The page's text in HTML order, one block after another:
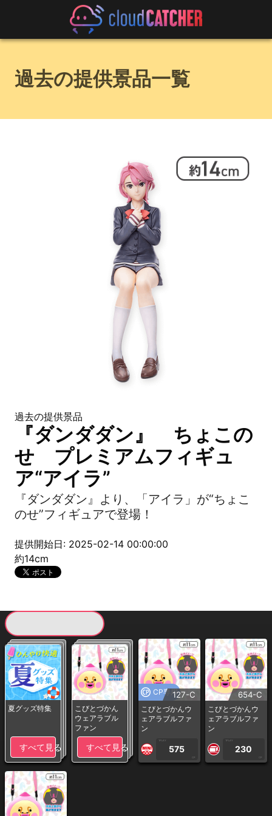
過去の提供景品一覧
過去の提供景品
『ダンダダン』 ちょこの
せ プレミアムフィギュ
ア“アイラ”
『ダンダダン』より、「アイラ」が“ちょこ
のせ”フィギュアで登場！
提供開始日: 2025-02-14 00:00:00
約14cm
夏グッズ特集
すべて見る
こびとづかん
ウェアラブル
ファン
すべて見る
CP専用127-C
こびとづかんウ
ェアラブルファ
ン
1PLAY
575
CP
654-C
こびとづかんウ
ェアラブルファ
ン
1PLAY
230
CP